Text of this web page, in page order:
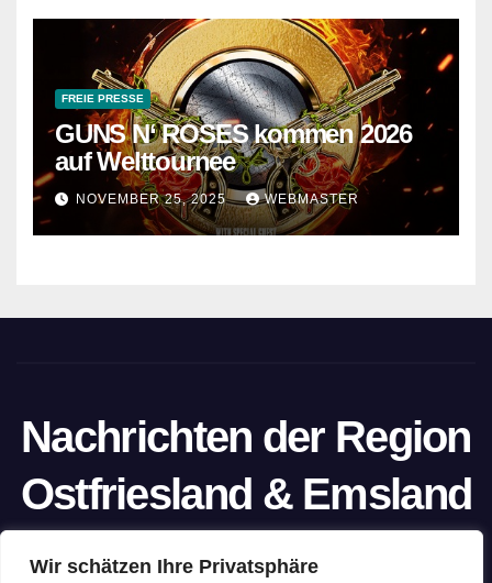
Wir schätzen Ihre Privatsphäre
FREIE PRESSE
GUNS N‘ ROSES kommen 2026
auf Welttournee
NOVEMBER 25, 2025 WEBMASTER
Nachrichten der Region
Ostfriesland & Emsland